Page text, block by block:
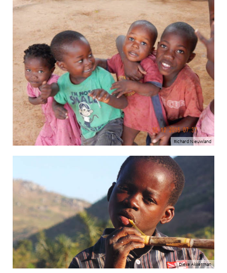
Richard Nieuwland
Dieke Akkerman